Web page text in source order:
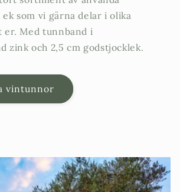
som vi gärna delar i olika
er. Med tunnband i
zink och 2,5 cm godstjocklek.
vintunnor